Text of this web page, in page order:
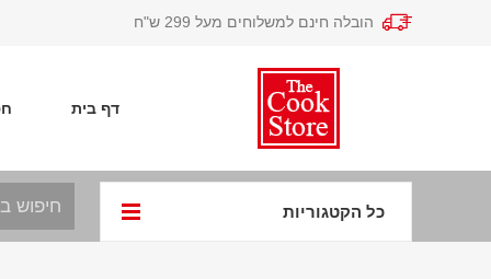
הובלה חינם למשלוחים מעל 299 ש"ח
דף בית
כל הקטגוריות